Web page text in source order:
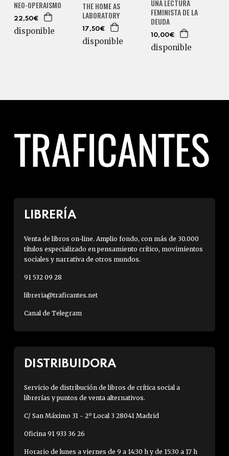
NEO-OPERAISMO
22,50€
disponible
THE HOME AS
LABORATORY
17,50€
disponible
UNA LECTURA
FEMINISTA DE LA
DEUDA
10,00€
disponible
LIBRERÍA
Venta de libros on-line. Amplio fondo, con más de 30.000
títulos especializado en pensamiento crítico, movimientos
sociales y narrativa de otros mundos.
91 532 09 28
libreria@traficantes.net
Canal de Telegram
DISTRIBUIDORA
Servicio de distribución de libros de crítica social a
librerías y puntos de venta alternativos.
C/ San Máximo 31 - 2º Local 3 28041 Madrid
Oficina 91 933 36 26
Horario de lunes a viernes de 9 a 14:30 h y de 15:30 a 17 h